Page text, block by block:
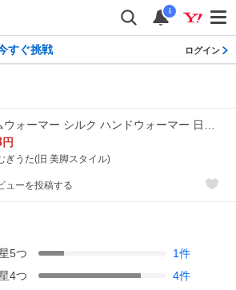
i
すぐ挑戦 ログイン
円
ぎうた(旧 美脚スタイル)
ューを投稿する
5つ 1件
4つ 4件